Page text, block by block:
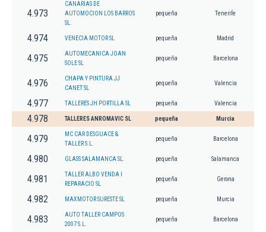
4.973
CANARIAS DE
AUTOMOCION LOS BARROS
SL.
pequeña Tenerife
4.974 VENECIA MOTOR SL pequeña Madrid
4.975
AUTOMECANICA JOAN
SOLE SL
pequeña Barcelona
4.976
CHAPA Y PINTURA JJ
CANET SL
pequeña Valencia
4.977 TALLERES JH PORTILLA SL pequeña Valencia
4.978 TALLERES ANROMAVIC SL pequeña Murcia
4.979
MC CAR DESGUACE &
TALLER S.L.
pequeña Barcelona
4.980 GLASS SALAMANCA SL. pequeña Salamanca
4.981
TALLER ALBO VENDA I
REPARACIO SL
pequeña Gerona
4.982 MAXMOTOR SURESTE SL pequeña Murcia
4.983
AUTO TALLER CAMPOS
2007 S.L.
pequeña Barcelona